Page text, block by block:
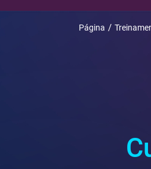
Página